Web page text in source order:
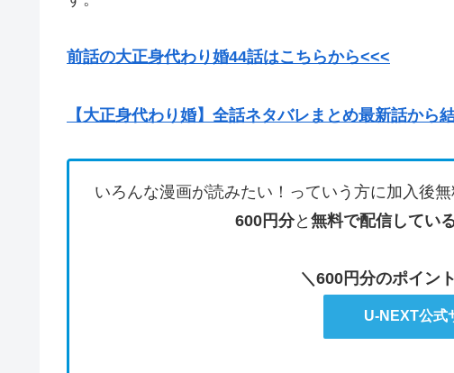
前話の大正身代わり婚44話はこちらから<<<
【大正身代わり婚】全話ネタバレまとめ最新話から
いろんな漫画が読みたい！っていう方に加入後
600円分と 無料で配信してい
＼600円分のポイン
U-NEXT公式